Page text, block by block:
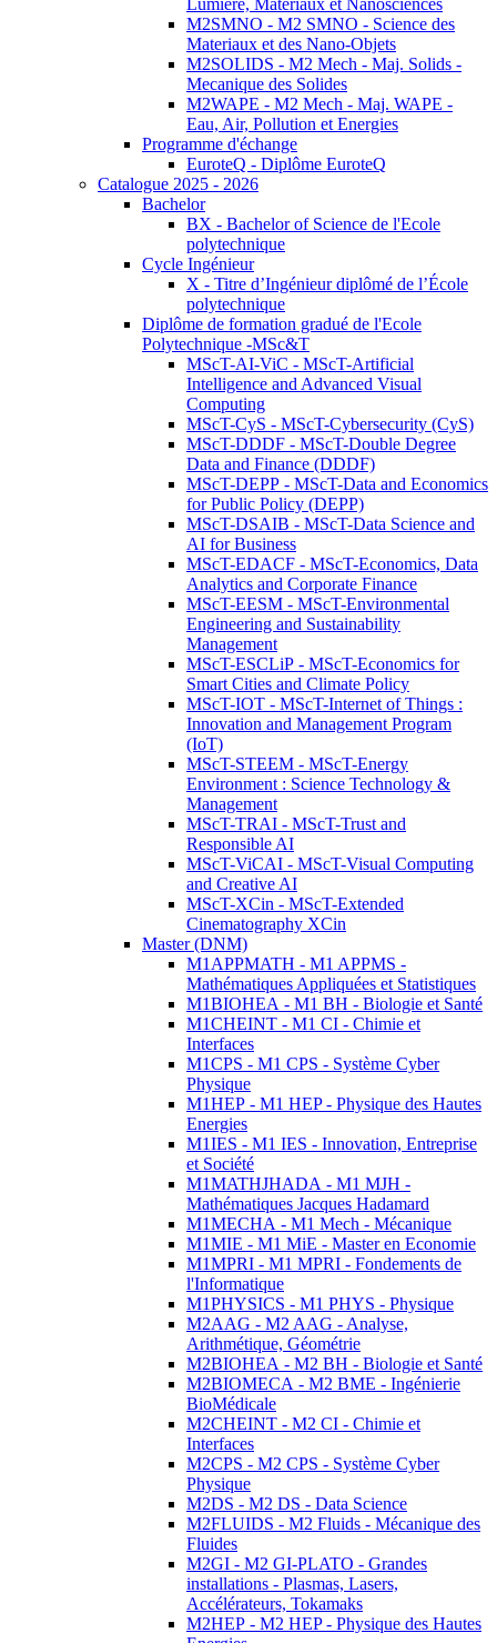
Lumiere, Materiaux et Nanosciences
M2SMNO - M2 SMNO - Science des
Materiaux et des Nano-Objets
M2SOLIDS - M2 Mech - Maj. Solids -
Mecanique des Solides
M2WAPE - M2 Mech - Maj. WAPE -
Eau, Air, Pollution et Energies
Programme d'échange
EuroteQ - Diplôme EuroteQ
Catalogue 2025 - 2026
Bachelor
BX - Bachelor of Science de l'Ecole
polytechnique
Cycle Ingénieur
X - Titre d’Ingénieur diplômé de l’École
polytechnique
Diplôme de formation gradué de l'Ecole
Polytechnique -MSc&T
MScT-AI-ViC - MScT-Artificial
Intelligence and Advanced Visual
Computing
MScT-CyS - MScT-Cybersecurity (CyS)
MScT-DDDF - MScT-Double Degree
Data and Finance (DDDF)
MScT-DEPP - MScT-Data and Economics
for Public Policy (DEPP)
MScT-DSAIB - MScT-Data Science and
AI for Business
MScT-EDACF - MScT-Economics, Data
Analytics and Corporate Finance
MScT-EESM - MScT-Environmental
Engineering and Sustainability
Management
MScT-ESCLiP - MScT-Economics for
Smart Cities and Climate Policy
MScT-IOT - MScT-Internet of Things :
Innovation and Management Program
(IoT)
MScT-STEEM - MScT-Energy
Environment : Science Technology &
Management
MScT-TRAI - MScT-Trust and
Responsible AI
MScT-ViCAI - MScT-Visual Computing
and Creative AI
MScT-XCin - MScT-Extended
Cinematography XCin
Master (DNM)
M1APPMATH - M1 APPMS -
Mathématiques Appliquées et Statistiques
M1BIOHEA - M1 BH - Biologie et Santé
M1CHEINT - M1 CI - Chimie et
Interfaces
M1CPS - M1 CPS - Système Cyber
Physique
M1HEP - M1 HEP - Physique des Hautes
Energies
M1IES - M1 IES - Innovation, Entreprise
et Société
M1MATHJHADA - M1 MJH -
Mathématiques Jacques Hadamard
M1MECHA - M1 Mech - Mécanique
M1MIE - M1 MiE - Master en Economie
M1MPRI - M1 MPRI - Fondements de
l'Informatique
M1PHYSICS - M1 PHYS - Physique
M2AAG - M2 AAG - Analyse,
Arithmétique, Géométrie
M2BIOHEA - M2 BH - Biologie et Santé
M2BIOMECA - M2 BME - Ingénierie
BioMédicale
M2CHEINT - M2 CI - Chimie et
Interfaces
M2CPS - M2 CPS - Système Cyber
Physique
M2DS - M2 DS - Data Science
M2FLUIDS - M2 Fluids - Mécanique des
Fluides
M2GI - M2 GI-PLATO - Grandes
installations - Plasmas, Lasers,
Accélérateurs, Tokamaks
M2HEP - M2 HEP - Physique des Hautes